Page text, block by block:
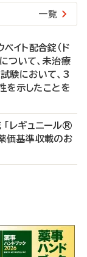
一覧
イト配合錠（ド
ついて、未治療
験において、3
示したことを
レギュニール®
価基準収載のお